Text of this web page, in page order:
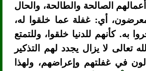
الصالحة والطالحة، والحال
أي: غفلة عما خلقوا له،
به. كأنهم للدنيا خلقوا، وللتمتع
تعالى لا يزال يجدد لهم التذكير
في غفلتهم وإعراضهم، ولهذا